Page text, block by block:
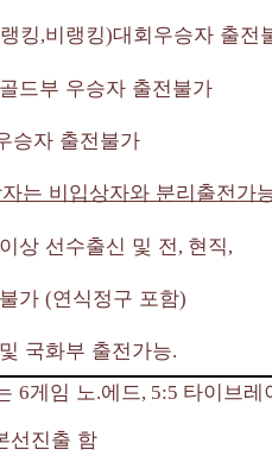
랭킹,비랭킹)대회우승자 출전
드부 우승자 출전불가
승자 출전불가
는 비입상자와 분리출전가
상 선수출신 및 전, 현직,
가 (연식정구 포함)
국화부 출전가능.
6게임 노.에드, 5:5 타이브레
선진출 함